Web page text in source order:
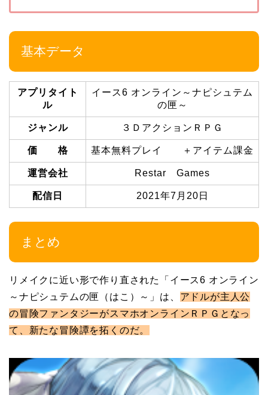
基本データ
アプリタイト
ル
イース6 オンライン～ナピシュテム
の匣～
ジャンル ３ＤアクションＲＰＧ
価 格 基本無料プレイ ＋アイテム課金
運営会社 Restar Games
配信日 2021年7月20日
まとめ
リメイクに近い形で作り直された「イース6 オンライン
～ナピシュテムの匣（はこ）～」は、 アドルが主人公
の冒険ファンタジーがスマホオンラインＲＰＧとなっ
て、新たな冒険譚を拓くのだ。